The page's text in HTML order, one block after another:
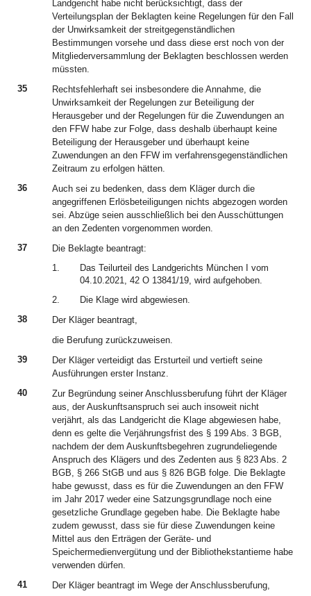
Landgericht habe nicht berücksichtigt, dass der
Verteilungsplan der Beklagten keine Regelungen für den Fall
der Unwirksamkeit der streitgegenständlichen
Bestimmungen vorsehe und dass diese erst noch von der
Mitgliederversammlung der Beklagten beschlossen werden
müssten.
35
Rechtsfehlerhaft sei insbesondere die Annahme, die
Unwirksamkeit der Regelungen zur Beteiligung der
Herausgeber und der Regelungen für die Zuwendungen an
den FFW habe zur Folge, dass deshalb überhaupt keine
Beteiligung der Herausgeber und überhaupt keine
Zuwendungen an den FFW im verfahrensgegenständlichen
Zeitraum zu erfolgen hätten.
36
Auch sei zu bedenken, dass dem Kläger durch die
angegriffenen Erlösbeteiligungen nichts abgezogen worden
sei. Abzüge seien ausschließlich bei den Ausschüttungen
an den Zedenten vorgenommen worden.
37
Die Beklagte beantragt:
1.
Das Teilurteil des Landgerichts München I vom
04.10.2021, 42 O 13841/19, wird aufgehoben.
2.
Die Klage wird abgewiesen.
38
Der Kläger beantragt,
die Berufung zurückzuweisen.
39
Der Kläger verteidigt das Ersturteil und vertieft seine
Ausführungen erster Instanz.
40
Zur Begründung seiner Anschlussberufung führt der Kläger
aus, der Auskunftsanspruch sei auch insoweit nicht
verjährt, als das Landgericht die Klage abgewiesen habe,
denn es gelte die Verjährungsfrist des § 199 Abs. 3 BGB,
nachdem der dem Auskunftsbegehren zugrundeliegende
Anspruch des Klägers und des Zedenten aus § 823 Abs. 2
BGB, § 266 StGB und aus § 826 BGB folge. Die Beklagte
habe gewusst, dass es für die Zuwendungen an den FFW
im Jahr 2017 weder eine Satzungsgrundlage noch eine
gesetzliche Grundlage gegeben habe. Die Beklagte habe
zudem gewusst, dass sie für diese Zuwendungen keine
Mittel aus den Erträgen der Geräte- und
Speichermedienvergütung und der Bibliothekstantieme habe
verwenden dürfen.
41
Der Kläger beantragt im Wege der Anschlussberufung,